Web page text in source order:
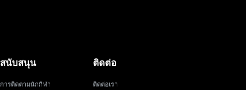
สนับสนุน
การติดตามนักกีฬา
ติดต่อ
ติดต่อเรา